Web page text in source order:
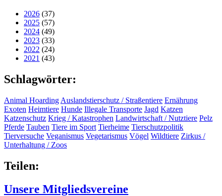
2026 (37)
2025 (57)
2024 (49)
2023 (33)
2022 (24)
2021 (43)
Schlagwörter:
Animal Hoarding Auslandstierschutz / Straßentiere Ernährung
Exoten Heimtiere Hunde Illegale Transporte Jagd Katzen
Katzenschutz Krieg / Katastrophen Landwirtschaft / Nutztiere Pelz
Pferde Tauben Tiere im Sport Tierheime Tierschutzpolitik
Tierversuche Veganismus Vegetarismus Vögel Wildtiere Zirkus /
Unterhaltung / Zoos
Teilen:
Unsere Mitgliedsvereine